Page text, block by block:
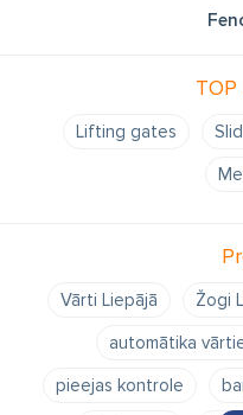
TOP
Lifting gates
Vārti Liepājā Žogi
automātika
pieejas kontrole